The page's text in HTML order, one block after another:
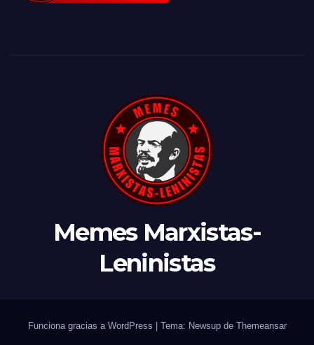
Memes Marxistas-
Leninistas
Funciona gracias a WordPress Tema: Newsup de Themeansar